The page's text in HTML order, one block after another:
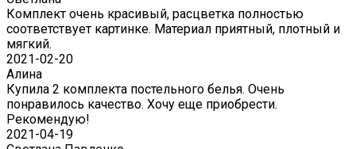
Комплект очень красивый, расцветка полностью
соответствует картинке. Материал приятный, плотный и
мягкий.
2021-02-20
Алина
Купила 2 комплекта постельного белья. Очень
понравилось качество. Хочу еще приобрести.
Рекомендую!
2021-04-19